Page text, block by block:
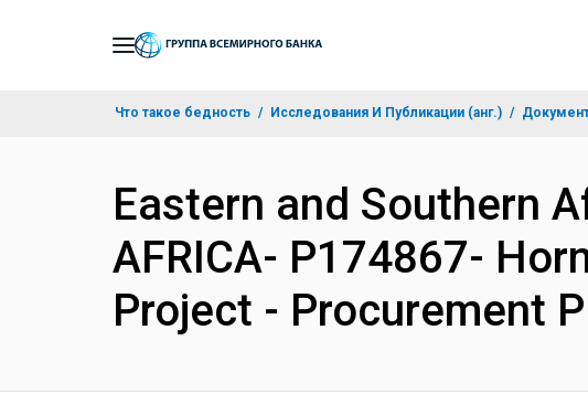
Что такое бедность Исследования И Публикации (анг.)
Eastern and Southern
AFRICA- P174867-
Project - Procurement